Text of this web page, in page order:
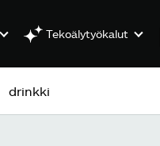
Tekoälytyökalut